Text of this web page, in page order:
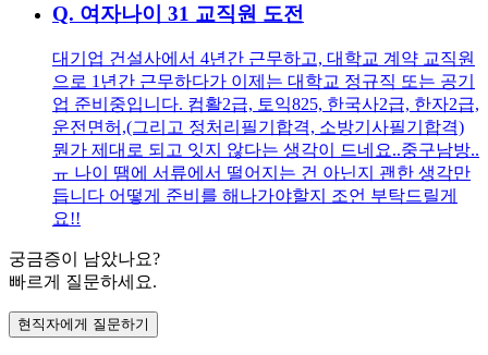
Q. 여자나이 31 교직원 도전
대기업 건설사에서 4년간 근무하고, 대학교 계약 교직원
으로 1년간 근무하다가 이제는 대학교 정규직 또는 공기
업 준비중입니다. 컴활2급, 토익825, 한국사2급, 한자2급,
운전면허,(그리고 정처리필기합격, 소방기사필기합격)
뭔가 제대로 되고 잇지 않다는 생각이 드네요..중구남방..
ㅠ 나이 땜에 서류에서 떨어지는 건 아닌지 괜한 생각만
듭니다 어떻게 준비를 해나가야할지 조언 부탁드릴게
요!!
궁금증이 남았나요?
빠르게 질문하세요.
현직자에게 질문하기